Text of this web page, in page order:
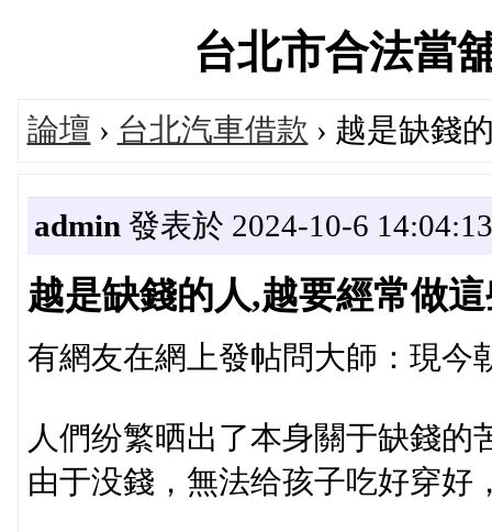
台北市合法當
論壇 › 台北汽車借款 › 越是缺錢
admin 發表於 2024-10-6 14:04:13
越是缺錢的人,越要經常做
有網友在網上發帖問大師：現今
人們纷繁晒出了本身關于缺錢
由于没錢，無法给孩子吃好穿好